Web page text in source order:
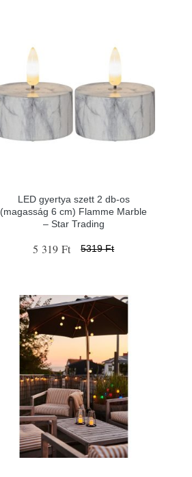
LED gyertya szett 2 db-os
(magasság 6 cm) Flamme Marble
– Star Trading
5 319 Ft 5319 Ft